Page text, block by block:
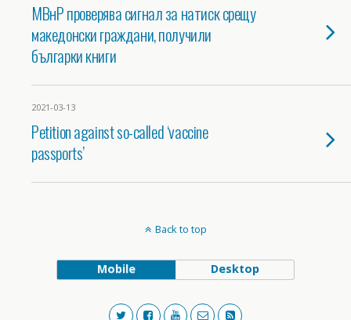
МВнР проверява сигнал за натиск срещу
македонски граждани, получили
българки книги
2021-03-13
Petition against so-called ‘vaccine
passports’
Back to top
Mobile Desktop